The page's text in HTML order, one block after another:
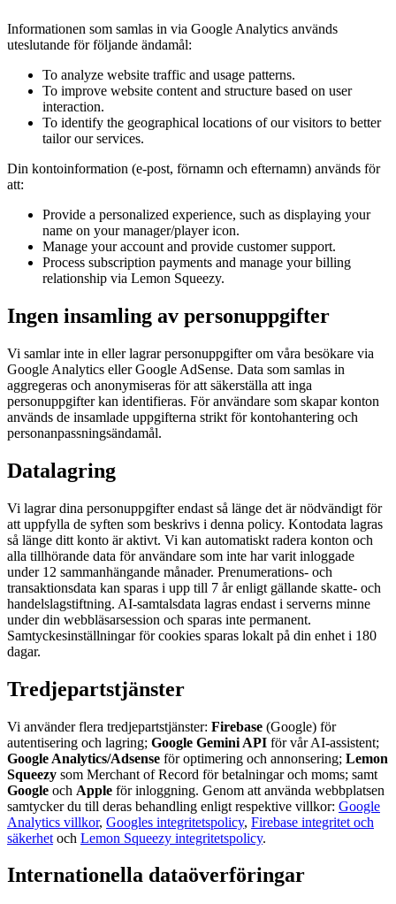
Informationen som samlas in via Google Analytics används
uteslutande för följande ändamål:
To analyze website traffic and usage patterns.
To improve website content and structure based on user
interaction.
To identify the geographical locations of our visitors to better
tailor our services.
Din kontoinformation (e-post, förnamn och efternamn) används för
att:
Provide a personalized experience, such as displaying your
name on your manager/player icon.
Manage your account and provide customer support.
Process subscription payments and manage your billing
relationship via Lemon Squeezy.
Ingen insamling av personuppgifter
Vi samlar inte in eller lagrar personuppgifter om våra besökare via
Google Analytics eller Google AdSense. Data som samlas in
aggregeras och anonymiseras för att säkerställa att inga
personuppgifter kan identifieras. För användare som skapar konton
används de insamlade uppgifterna strikt för kontohantering och
personanpassningsändamål.
Datalagring
Vi lagrar dina personuppgifter endast så länge det är nödvändigt för
att uppfylla de syften som beskrivs i denna policy. Kontodata lagras
så länge ditt konto är aktivt. Vi kan automatiskt radera konton och
alla tillhörande data för användare som inte har varit inloggade
under 12 sammanhängande månader. Prenumerations- och
transaktionsdata kan sparas i upp till 7 år enligt gällande skatte- och
handelslagstiftning. AI-samtalsdata lagras endast i serverns minne
under din webbläsarsession och sparas inte permanent.
Samtyckesinställningar för cookies sparas lokalt på din enhet i 180
dagar.
Tredjepartstjänster
Vi använder flera tredjepartstjänster: Firebase (Google) för
autentisering och lagring; Google Gemini API för vår AI-assistent;
Google Analytics/Adsense för optimering och annonsering; Lemon
Squeezy som Merchant of Record för betalningar och moms; samt
Google och Apple för inloggning. Genom att använda webbplatsen
samtycker du till deras behandling enligt respektive villkor: Google
Analytics villkor, Googles integritetspolicy, Firebase integritet och
säkerhet och Lemon Squeezy integritetspolicy.
Internationella dataöverföringar